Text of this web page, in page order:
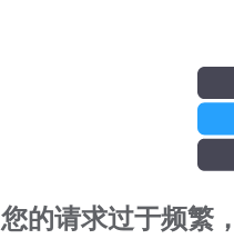
您的请求过于频繁